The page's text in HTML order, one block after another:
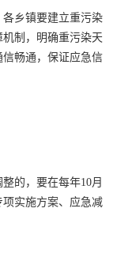
乡镇要建立重污染
制，明确重污染天
畅通，保证应急信
的，要在每年10月
实施方案、应急减